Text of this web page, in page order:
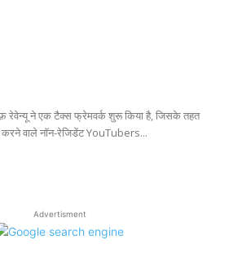
रेवेन्यू ने एक टैक्स फ्रेमवर्क शुरू किया है, जिसके तहत
करने वाले नॉन-रेजिडेंट YouTubers...
Advertisment